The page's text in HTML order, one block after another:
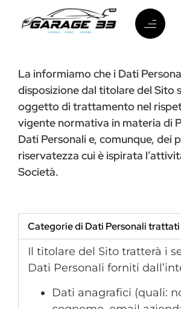
La informiamo che i Dati
disposizione dal titolare del Sito
oggetto di trattamento nel
vigente normativa in materia di
Dati Personali e, comunque, dei
riservatezza cui è ispirata
Società.
Categorie di Dati Personali trattati
Il titolare del Sito tratterà i
Dati Personali forniti
Dati anagrafici (quali: